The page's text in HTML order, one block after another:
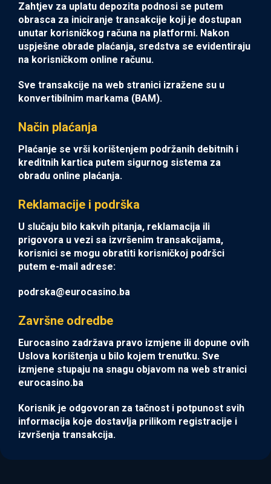
Zahtjev za uplatu depozita podnosi se putem
obrasca za iniciranje transakcije koji je dostupan
unutar korisničkog računa na platformi. Nakon
uspješne obrade plaćanja, sredstva se evidentiraju
na korisničkom online računu.
Sve transakcije na web stranici izražene su u
konvertibilnim markama (BAM).
Način plaćanja
Plaćanje se vrši korištenjem podržanih debitnih i
kreditnih kartica putem sigurnog sistema za
obradu online plaćanja.
Reklamacije i podrška
U slučaju bilo kakvih pitanja, reklamacija ili
prigovora u vezi sa izvršenim transakcijama,
korisnici se mogu obratiti korisničkoj podršci
putem e-mail adrese:
podrska@eurocasino.ba
Završne odredbe
Eurocasino zadržava pravo izmjene ili dopune ovih
Uslova korištenja u bilo kojem trenutku. Sve
izmjene stupaju na snagu objavom na web stranici
eurocasino.ba
Korisnik je odgovoran za tačnost i potpunost svih
informacija koje dostavlja prilikom registracije i
izvršenja transakcija.